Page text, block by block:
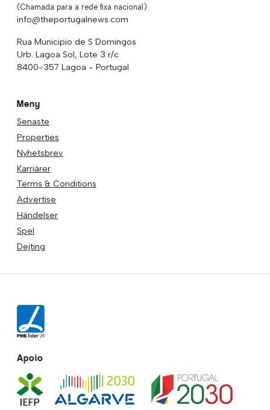
(Chamada para a rede fixa nacional)
info@theportugalnews.com
Rua Municipio de S Domingos
Urb. Lagoa Sol, Lote 3 r/c
8400-357 Lagoa - Portugal
Meny
Senaste
Properties
Nyhetsbrev
Karriärer
Terms & Conditions
Advertise
Händelser
Spel
Dejting
Apoio